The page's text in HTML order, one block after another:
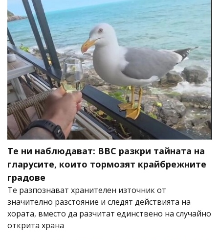
Те ни наблюдават: BBC разкри тайната на
гларусите, които тормозят крайбрежните
градове
Те разпознават хранителен източник от
значително разстояние и следят действията на
хората, вместо да разчитат единствено на случайно
открита храна